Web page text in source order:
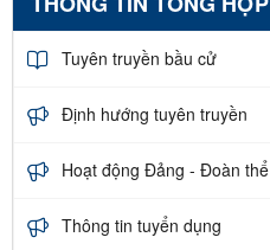
Tuyên truyền bầu cử
Định hướng tuyên truyền
Hoạt động Đảng - Đoàn thể
Thông tin tuyển dụng